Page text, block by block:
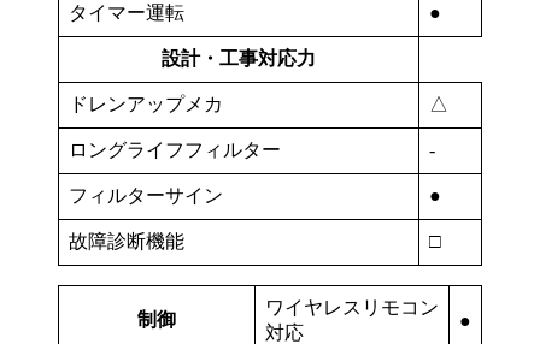
タイマー運転 ●
設計・工事対応力
ドレンアップメカ △
ロングライフフィルター -
フィルターサイン ●
故障診断機能 □
制御
ワイヤレスリモコン
対応
●